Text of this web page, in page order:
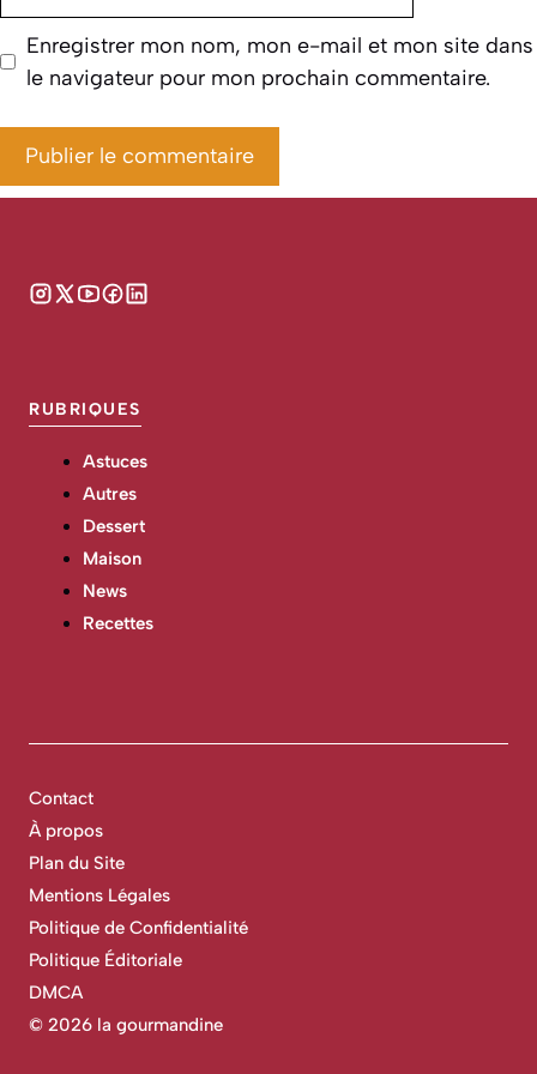
Enregistrer mon nom, mon e-mail et mon site dans
le navigateur pour mon prochain commentaire.
RUBRIQUES
Astuces
Autres
Dessert
Maison
News
Recettes
© 2026 la gourmandine
Contact
À propos
Plan du Site
Mentions Légales
Politique de Confidentialité
Politique Éditoriale
DMCA